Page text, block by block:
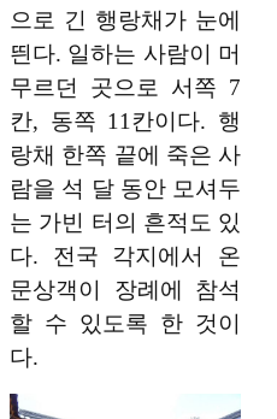
으로 긴 행랑채가 눈에
띈다. 일하는 사람이 머
무르던 곳으로 서쪽 7
칸, 동쪽 11칸이다. 행
랑채 한쪽 끝에 죽은 사
람을 석 달 동안 모셔두
는 가빈 터의 흔적도 있
다. 전국 각지에서 온
문상객이 장례에 참석
할 수 있도록 한 것이
다.